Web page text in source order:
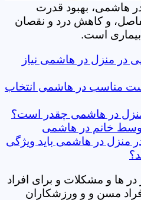
هاشمی، بهبود قدرت
و کاهش درد و نقصان
است.
در منزل در هاشمی نیاز
مناسب در هاشمی انتخاب
منزل در هاشمی چقدر است؟
توسط خانم در هاشمی
منزل در هاشمی باید ویژگی
در ها و مشکلات و برای افراد
مسن و و ورزشکاران